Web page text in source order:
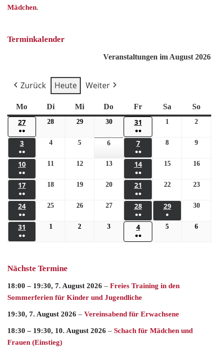
Mädchen.
Terminkalender
Veranstaltungen im August 2026
Zurück Heute Weiter
Mo Di Mi Do Fr Sa So
27
●●
28 29 30 31
●●
1 2
3
●●
4 5 6 7
●●
8 9
10
●●
11 12 13 14
●●
15 16
17
●●
18 19 20 21
●●
22 23
24
●●
25 26 27 28
●●
29
●
30
31
●●
1 2 3 4
●●
5 6
Nächste Termine
18:00 – 19:30, 7. August 2026 – Freies Training in den
Sommerferien für Kinder und Jugendliche
19:30, 7. August 2026 – Vereinsabend für Erwachsene
18:30 – 19:30, 10. August 2026 – Schach für Mädchen und
Frauen (Einstieg)